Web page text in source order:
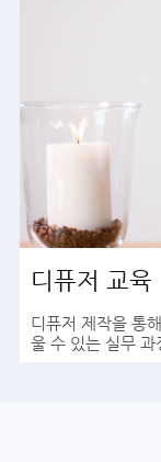
디퓨저 교육
디퓨저 제작을 통
울 수 있는 실무 과